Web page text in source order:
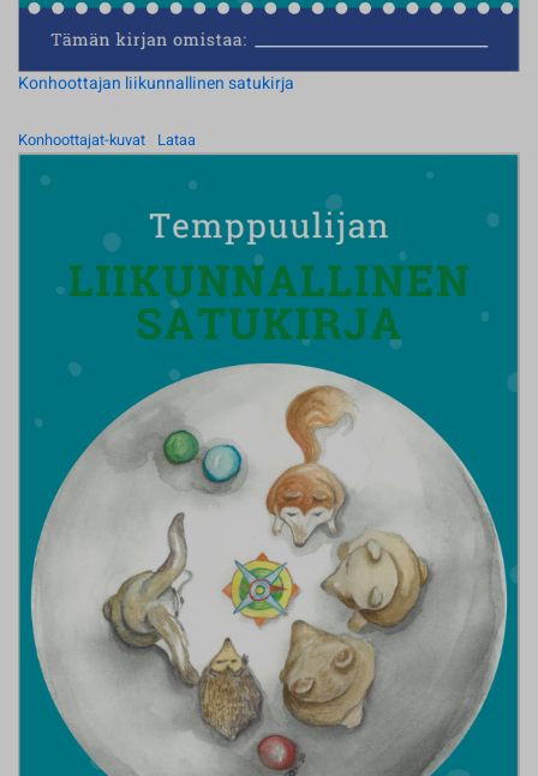
Konhoottajan liikunnallinen satukirja
Konhoottajat-kuvat Lataa